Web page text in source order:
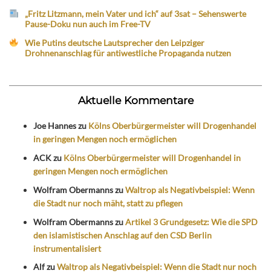
„Fritz Litzmann, mein Vater und ich“ auf 3sat – Sehenswerte
Pause-Doku nun auch im Free-TV
Wie Putins deutsche Lautsprecher den Leipziger
Drohnenanschlag für antiwestliche Propaganda nutzen
Aktuelle Kommentare
Joe Hanneszu Kölns Oberbürgermeister will Drogenhandel
in geringen Mengen noch ermöglichen
ACKzu Kölns Oberbürgermeister will Drogenhandel in
geringen Mengen noch ermöglichen
Wolfram ObermannszuWaltrop als Negativbeispiel: Wenn
die Stadt nur noch mäht, statt zu pflegen
Wolfram ObermannszuArtikel 3 Grundgesetz: Wie die SPD
den islamistischen Anschlag auf den CSD Berlin
instrumentalisiert
AlfzuWaltrop als Negativbeispiel: Wenn die Stadt nur noch